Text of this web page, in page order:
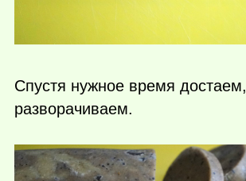
Спустя нужное время достаем,
разворачиваем.